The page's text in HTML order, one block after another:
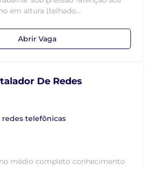
em altura (telhado...
Abrir Vaga
De Redes
telefônicas
médio completo conhecimento